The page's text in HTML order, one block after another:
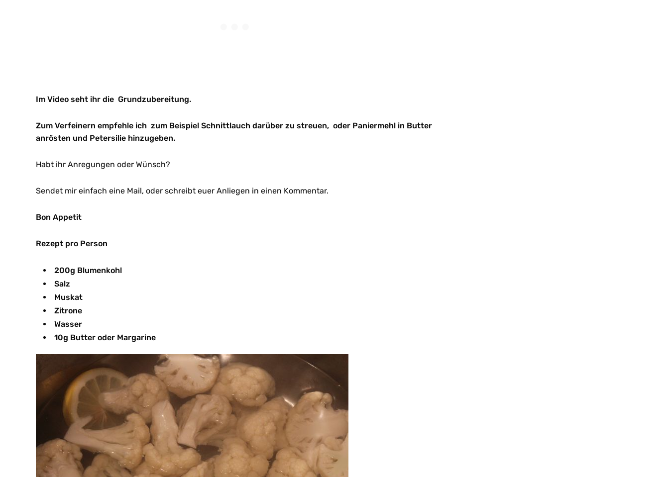
Im Video seht ihr die Grundzubereitung.
Zum Verfeinern empfehle ich zum Beispiel Schnittlauch darüber zu streuen, oder Paniermehl in Butter
anrösten und Petersilie hinzugeben.
Habt ihr Anregungen oder Wünsch?
Sendet mir einfach eine Mail, oder schreibt euer Anliegen in einen Kommentar.
Bon Appetit
Rezept pro Person
200g Blumenkohl
Salz
Muskat
Zitrone
Wasser
10g Butter oder Margarine